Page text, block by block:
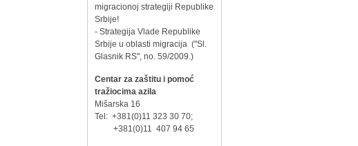
migracionoj strategiji Republike
Srbije!
- Strategija Vlade Republike
Srbije u oblasti migracija ("Sl.
Glasnik RS", no. 59/2009.)
Centar za zaštitu i pomoć
tražiocima azila
Mišarska 16
Tel: +381(0)11 323 30 70;
+381(0)11 407 94 65